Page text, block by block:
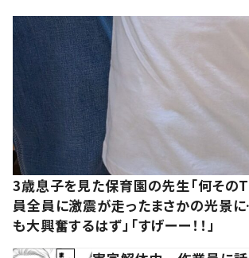
3歳息子を見た保育園の先生「何そのT
員全員に激震が走ったまさかの光景に
も大興奮するはず」「すげーー！！」